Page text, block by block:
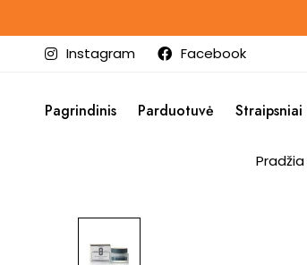
Instagram Facebook
Pagrindinis Parduotuvė Straipsniai
Pradžia